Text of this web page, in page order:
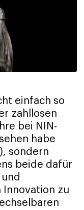
einfach so
zahllosen
bei NIN-
habe
sondern
beide dafür
Innovation zu